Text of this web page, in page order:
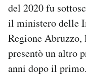
del 2020 fu
il ministero delle
Regione Abruzzo,
presentò un altro
anni dopo il primo.